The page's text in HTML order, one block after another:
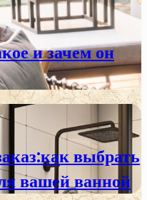
и зачем он
выбрать
вашей ванной